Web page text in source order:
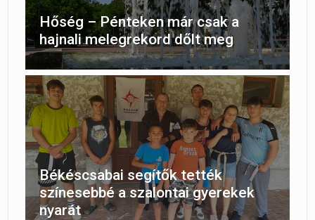
Hőség – Pénteken már csak a
hajnali melegrekord dőlt meg
Békéscsabai segítők tették
színesebbé a szalontai gyerekek
nyarát